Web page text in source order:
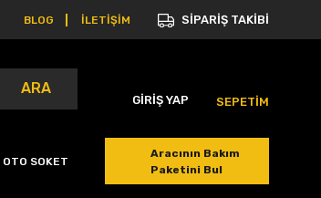
BLOG İLETİŞİM SİPARİŞ TAKİBİ
ARA
GİRİŞ YAP SEPETİM
OTO SOKET
Aracının Bakım
Paketini Bul